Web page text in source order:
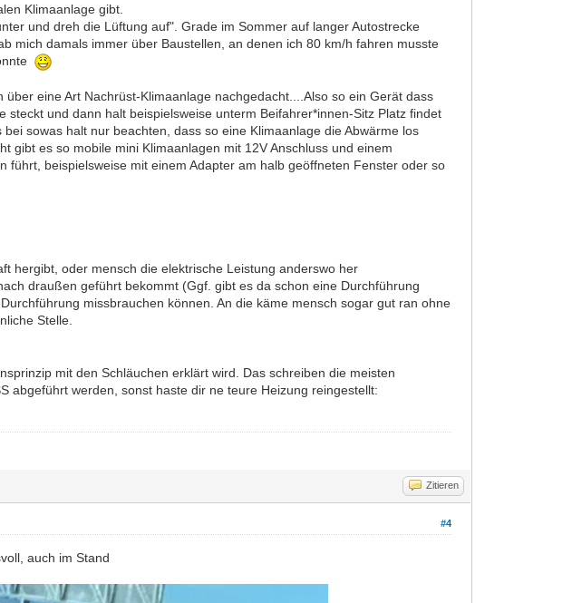
Klimaanlage gibt.
und dreh die Lüftung auf". Grade im Sommer auf langer Autostrecke
mich damals immer über Baustellen, an denen ich 80 km/h fahren musste
eine Art Nachrüst-Klimaanlage nachgedacht....Also so ein Gerät dass
und dann halt beispielsweise unterm Beifahrer*innen-Sitz Platz findet
sowas halt nur beachten, dass so eine Klimaanlage die Abwärme los
gibt es so mobile mini Klimaanlagen mit 12V Anschluss und einem
beispielsweise mit einem Adapter am halb geöffneten Fenster oder so
hergibt, oder mensch die elektrische Leistung anderswo her
draußen geführt bekommt (Ggf. gibt es da schon eine Durchführung
missbrauchen können. An die käme mensch sogar gut ran ohne
Stelle.
mit den Schläuchen erklärt wird. Das schreiben die meisten
abgeführt werden, sonst haste dir ne teure Heizung reingestellt:
Zitieren
#4
auch im Stand